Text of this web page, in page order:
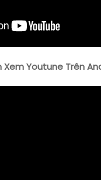
Xem Youtune Trên